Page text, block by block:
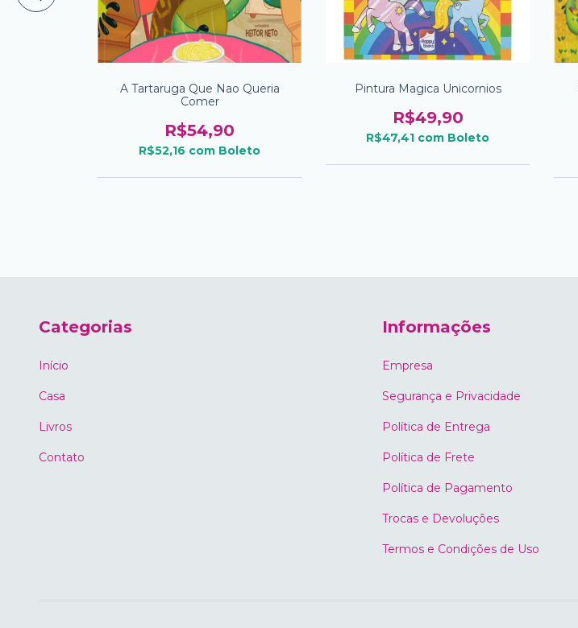
A Tartaruga Que Nao Queria
Comer
R$54,90
R$52,16 com Boleto
Pintura Magica Unicornios
R$49,90
R$47,41 com Boleto
Categorias
Início
Casa
Livros
Contato
Informações
Empresa
Segurança e Privacidade
Política de Entrega
Política de Frete
Política de Pagamento
Trocas e Devoluções
Termos e Condições de Uso